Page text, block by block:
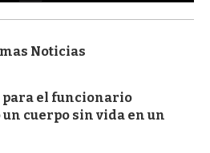
Noticias
el funcionario
cuerpo sin vida en un